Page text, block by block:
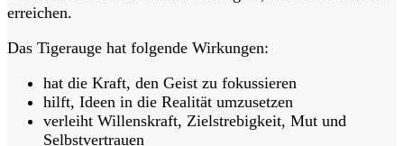
erreichen.
Das Tigerauge hat folgende Wirkungen:
hat die Kraft, den Geist zu fokussieren
hilft, Ideen in die Realität umzusetzen
verleiht Willenskraft, Zielstrebigkeit, Mut und
Selbstvertrauen